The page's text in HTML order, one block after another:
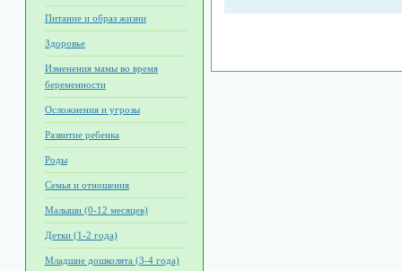
Питание и образ жизни
Здоровье
Изменения мамы во время
беременности
Осложнения и угрозы
Развитие ребенка
Роды
Семья и отношения
Малыши (0-12 месяцев)
Детки (1-2 года)
Младшие дошколята (3-4 года)